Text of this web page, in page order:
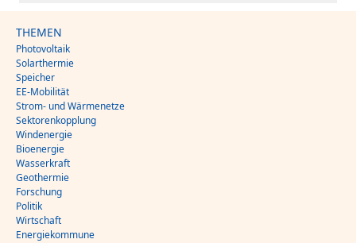
THEMEN
Photovoltaik
Solarthermie
Speicher
EE-Mobilität
Strom- und Wärmenetze
Sektorenkopplung
Windenergie
Bioenergie
Wasserkraft
Geothermie
Forschung
Politik
Wirtschaft
Energiekommune